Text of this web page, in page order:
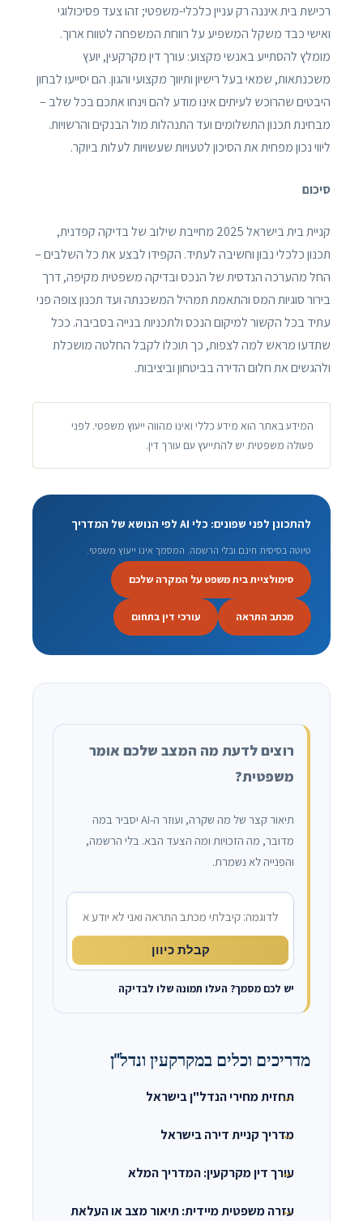
רכישת בית איננה רק עניין כלכלי-משפטי; זהו צעד פסיכולוגי
ואישי כבד משקל המשפיע על רווחת המשפחה לטווח ארוך.
מומלץ להסתייע באנשי מקצוע: עורך דין מקרקעין, יועץ
משכנתאות, שמאי בעל רישיון ותיווך מקצועי והגון. הם יסייעו לבחון
היבטים שהרוכש לעיתים אינו מודע להם וינחו אתכם בכל שלב –
מבחינת תכנון התשלומים ועד התנהלות מול הבנקים והרשויות.
ליווי נכון מפחית את הסיכון לטעויות שעשויות לעלות ביוקר.
סיכום
קניית בית בישראל 2025 מחייבת שילוב של בדיקה קפדנית,
תכנון כלכלי נבון וחשיבה לעתיד. הקפידו לבצע את כל השלבים –
החל מהערכה הנדסית של הנכס ובדיקה משפטית מקיפה, דרך
בירור סוגיות המס והתאמת תמהיל המשכנתה ועד תכנון צופה פני
עתיד בכל הקשור למיקום הנכס ולתכניות בנייה בסביבה. ככל
שתדעו מראש למה לצפות, כך תוכלו לקבל החלטה מושכלת
ולהגשים את חלום הדירה בביטחון וביציבות.
המידע באתר הוא מידע כללי ואינו מהווה ייעוץ משפטי. לפני
פעולה משפטית יש להתייעץ עם עורך דין.
להתכונן לפני שפונים: כלי AI לפי הנושא של המדריך
טיוטה בסיסית חינם ובלי הרשמה. המסמך אינו ייעוץ משפטי.
סימולציית בית משפט על המקרה שלכם
מכתב התראה עורכי דין בתחום
רוצים לדעת מה המצב שלכם אומר
משפטית?
תיאור קצר של מה שקרה, ועוזר ה-AI יסביר במה
מדובר, מה הזכויות ומה הצעד הבא. בלי הרשמה,
והפנייה לא נשמרת.
מה קרה?
קבלת כיוון
יש לכם מסמך? העלו תמונה שלו לבדיקה
מדריכים וכלים במקרקעין ונדל"ן
תחזית מחירי הנדל"ן בישראל
מדריך קניית דירה בישראל
עורך דין מקרקעין: המדריך המלא
עזרה משפטית מיידית: תיאור מצב או העלאת